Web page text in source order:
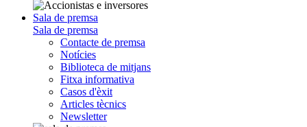
Sala de premsa
Sala de premsa
Contacte de premsa
Notícies
Biblioteca de mitjans
Fitxa informativa
Casos d'èxit
Articles tècnics
Newsletter